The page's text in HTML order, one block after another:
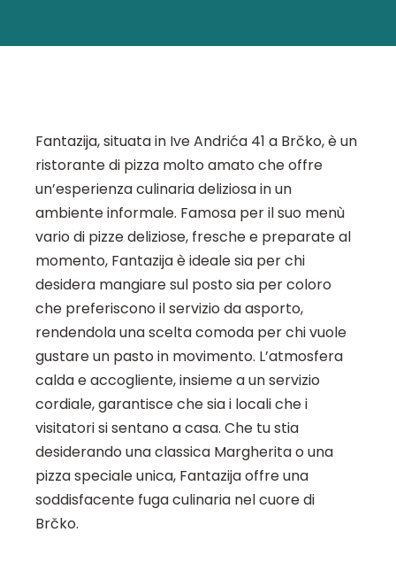
Fantazija, situata in Ive Andrića 41 a Brčko, è un
ristorante di pizza molto amato che offre
un’esperienza culinaria deliziosa in un
ambiente informale. Famosa per il suo menù
vario di pizze deliziose, fresche e preparate al
momento, Fantazija è ideale sia per chi
desidera mangiare sul posto sia per coloro
che preferiscono il servizio da asporto,
rendendola una scelta comoda per chi vuole
gustare un pasto in movimento. L’atmosfera
calda e accogliente, insieme a un servizio
cordiale, garantisce che sia i locali che i
visitatori si sentano a casa. Che tu stia
desiderando una classica Margherita o una
pizza speciale unica, Fantazija offre una
soddisfacente fuga culinaria nel cuore di
Brčko.